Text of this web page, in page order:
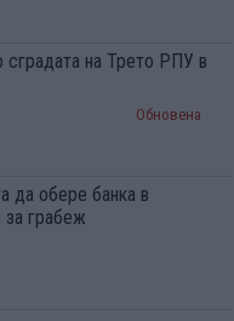
на Трето РПУ в
Обновена
да обере банка в
грабеж